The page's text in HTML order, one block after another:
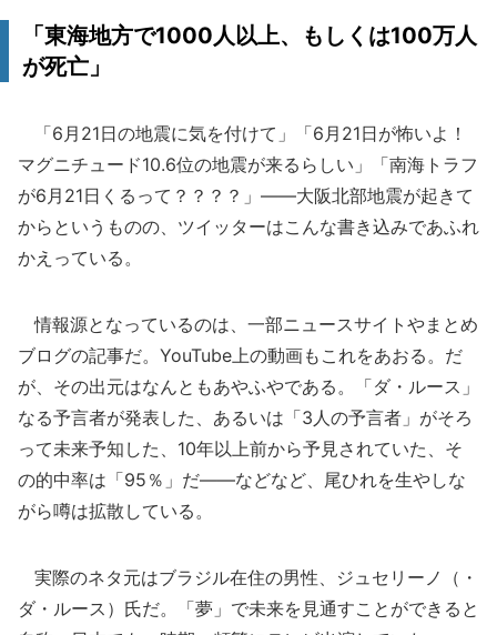
「東海地方で1000人以上、もしくは100万人
が死亡」
「6月21日の地震に気を付けて」「6月21日が怖いよ！
マグニチュード10.6位の地震が来るらしい」「南海トラフ
が6月21日くるって？？？？」――大阪北部地震が起きて
からというものの、ツイッターはこんな書き込みであふれ
かえっている。
情報源となっているのは、一部ニュースサイトやまとめ
ブログの記事だ。YouTube上の動画もこれをあおる。だ
が、その出元はなんともあやふやである。「ダ・ルース」
なる予言者が発表した、あるいは「3人の予言者」がそろ
って未来予知した、10年以上前から予見されていた、そ
の的中率は「95％」だ――などなど、尾ひれを生やしな
がら噂は拡散している。
実際のネタ元はブラジル在住の男性、ジュセリーノ（・
ダ・ルース）氏だ。「夢」で未来を見通すことができると